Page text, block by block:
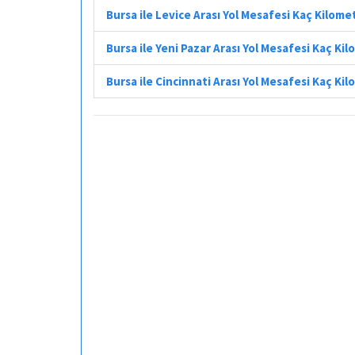
Bursa ile Levice Arası Yol Mesafesi Kaç
Bursa ile Yeni Pazar Arası Yol Mesafesi Kaç
Bursa ile Cincinnati Arası Yol Mesafesi Kaç